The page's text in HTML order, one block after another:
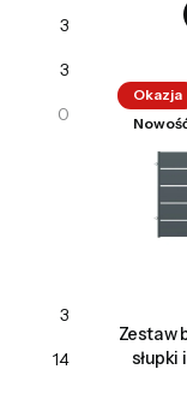
3
3
0
3
14
Okazja
Zestaw
słupki